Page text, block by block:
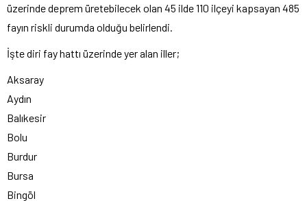
üzerinde deprem üretebilecek olan 45 ilde 110 ilçeyi kapsayan 485
fayın riskli durumda olduğu belirlendi.
İşte diri fay hattı üzerinde yer alan iller;
Aksaray
Aydın
Balıkesir
Bolu
Burdur
Bursa
Bingöl